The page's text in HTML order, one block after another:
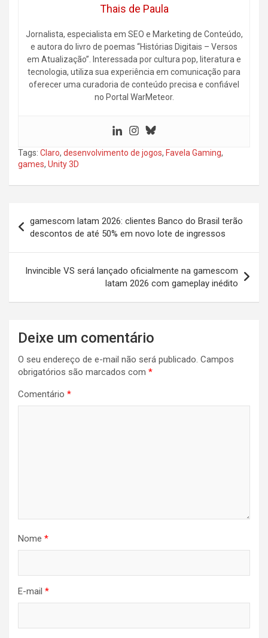
Thais de Paula
Jornalista, especialista em SEO e Marketing de Conteúdo,
e autora do livro de poemas “Histórias Digitais – Versos
em Atualização”. Interessada por cultura pop, literatura e
tecnologia, utiliza sua experiência em comunicação para
oferecer uma curadoria de conteúdo precisa e confiável
no Portal WarMeteor.
Tags: Claro, desenvolvimento de jogos, Favela Gaming,
games, Unity 3D
de
Post
gamescom latam 2026: clientes Banco do Brasil terão
descontos de até 50% em novo lote de ingressos
Invincible VS será lançado oficialmente na gamescom
latam 2026 com gameplay inédito
Deixe um comentário
O seu endereço de e-mail não será publicado. Campos
obrigatórios são marcados com *
Comentário *
Nome *
E-mail *